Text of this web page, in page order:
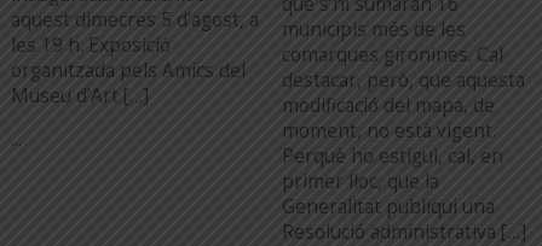
aquest dimecres 5 d’agost, a
les 19 h. Exposició
organitzada pels Amics del
Museu d’Art […]
...
municipis més de les
comarques gironines. Cal
destacar, però, que aquesta
modificació del mapa, de
moment, no està vigent.
Perquè ho estigui, cal, en
primer lloc, que la
Generalitat publiqui una
Resolució administrativa […]